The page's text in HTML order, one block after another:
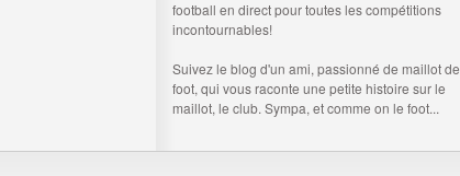
football en directpour toutes les compétitions
incontournables!
Suivez le blog d'un ami, passionné de maillot de
foot, qui vous raconte une petite histoire sur le
maillot, le club. Sympa, et comme on le foot...